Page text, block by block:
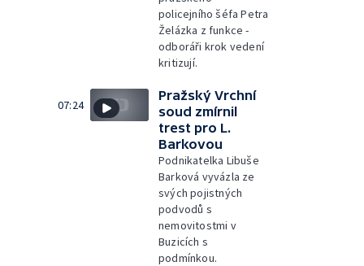
policejního šéfa Petra
Želázka z funkce -
odboráři krok vedení
kritizují.
07:24
Pražský Vrchní
soud zmírnil
trest pro L.
Barkovou
Podnikatelka Libuše
Barková vyvázla ze
svých pojistných
podvodů s
nemovitostmi v
Buzicích s
podmínkou.